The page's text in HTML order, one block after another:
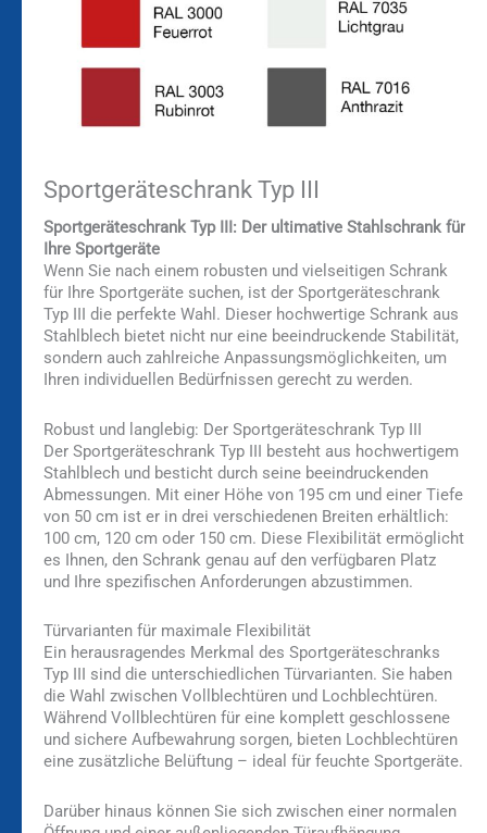
Sportgeräteschrank Typ III
Sportgeräteschrank Typ III: Der ultimative Stahlschrank für
Ihre Sportgeräte
Wenn Sie nach einem robusten und vielseitigen Schrank
für Ihre Sportgeräte suchen, ist der Sportgeräteschrank
Typ III die perfekte Wahl. Dieser hochwertige Schrank aus
Stahlblech bietet nicht nur eine beeindruckende Stabilität,
sondern auch zahlreiche Anpassungsmöglichkeiten, um
Ihren individuellen Bedürfnissen gerecht zu werden.
Robust und langlebig: Der Sportgeräteschrank Typ III
Der Sportgeräteschrank Typ III besteht aus hochwertigem
Stahlblech und besticht durch seine beeindruckenden
Abmessungen. Mit einer Höhe von 195 cm und einer Tiefe
von 50 cm ist er in drei verschiedenen Breiten erhältlich:
100 cm, 120 cm oder 150 cm. Diese Flexibilität ermöglicht
es Ihnen, den Schrank genau auf den verfügbaren Platz
und Ihre spezifischen Anforderungen abzustimmen.
Türvarianten für maximale Flexibilität
Ein herausragendes Merkmal des Sportgeräteschranks
Typ III sind die unterschiedlichen Türvarianten. Sie haben
die Wahl zwischen Vollblechtüren und Lochblechtüren.
Während Vollblechtüren für eine komplett geschlossene
und sichere Aufbewahrung sorgen, bieten Lochblechtüren
eine zusätzliche Belüftung – ideal für feuchte Sportgeräte.
Darüber hinaus können Sie sich zwischen einer normalen